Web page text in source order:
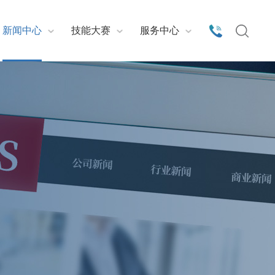
新闻中心 技能大赛 服务中心